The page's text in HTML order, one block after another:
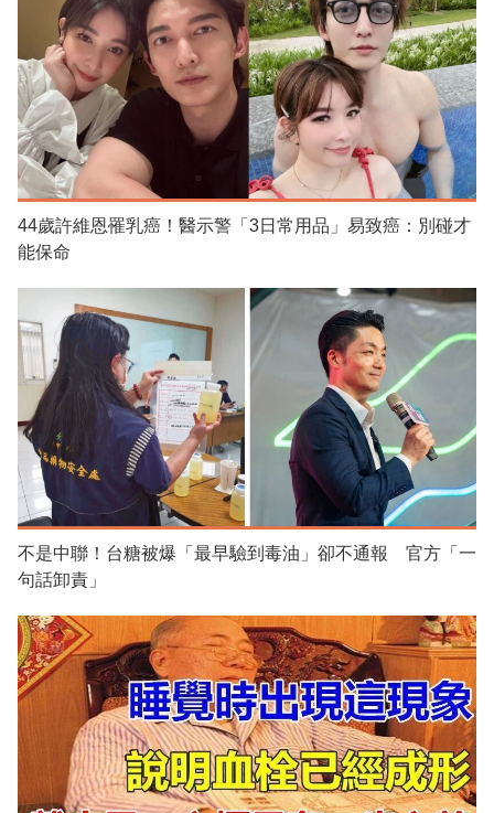
44歲許維恩罹乳癌！醫示警「3日常用品」易致癌：別碰才
能保命
不是中聯！台糖被爆「最早驗到毒油」卻不通報 官方「一
句話卸責」